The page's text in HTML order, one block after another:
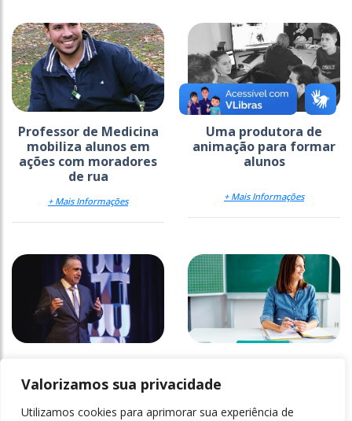
Valorizamos sua privacidade
Utilizamos cookies para aprimorar sua experiência de
Professor de Medicina
mobiliza alunos em
ações com moradores
de rua
+ Mais Informações
Uma produtora de
animação para formar
alunos
+ Mais Informações
felicidade dos alunos
cursos presenciais as
disciplinas 100% online